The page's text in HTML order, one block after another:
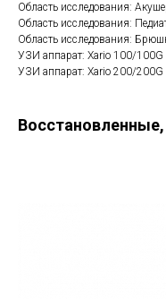
Область исследования:
Область исследования:
Область исследования:
УЗИ аппарат: Xario 100/100G
УЗИ аппарат: Xario 200/200G